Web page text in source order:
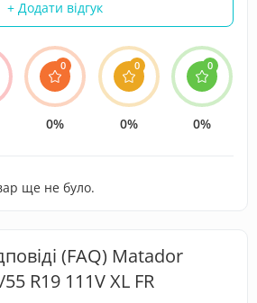
+ Додати відгук
0
0%
0
0%
0
0%
ще не було.
(FAQ) Matador
R19 111V XL FR